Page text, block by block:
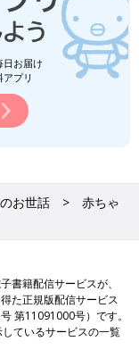
日お届け
プリ
お世話
赤ちゃ
書籍配信サービスが、
た正規版配信サービス
第11091000号）です。
ているサービスの一覧